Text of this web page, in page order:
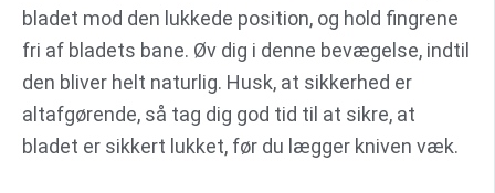
bladet mod den lukkede position, og hold fingrene
fri af bladets bane. Øv dig i denne bevægelse, indtil
den bliver helt naturlig. Husk, at sikkerhed er
altafgørende, så tag dig god tid til at sikre, at
bladet er sikkert lukket, før du lægger kniven væk.